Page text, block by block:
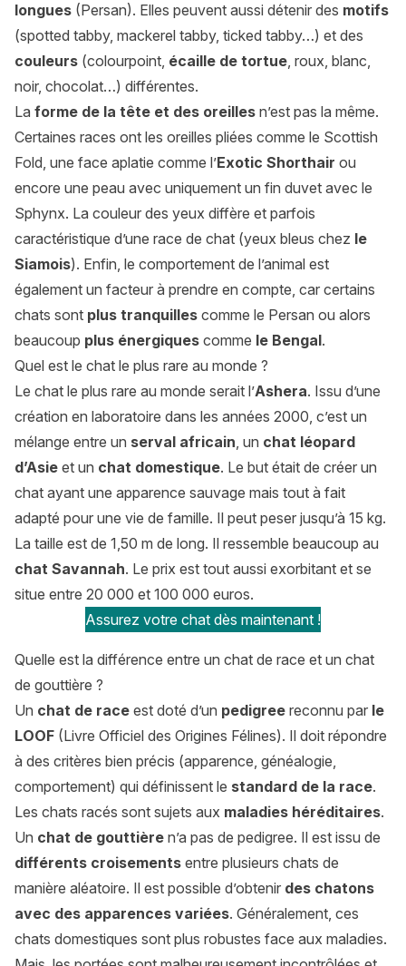
longues (Persan). Elles peuvent aussi détenir des motifs
(spotted tabby, mackerel tabby, ticked tabby…) et des
couleurs (colourpoint, écaille de tortue, roux, blanc,
noir, chocolat…) différentes.
La forme de la tête et des oreilles n’est pas la même.
Certaines races ont les oreilles pliées comme le Scottish
Fold, une face aplatie comme l’Exotic Shorthair ou
encore une peau avec uniquement un fin duvet avec le
Sphynx. La couleur des yeux diffère et parfois
caractéristique d’une race de chat (yeux bleus chez le
Siamois). Enfin, le comportement de l’animal est
également un facteur à prendre en compte, car certains
chats sont plus tranquilles comme le Persan ou alors
beaucoup plus énergiques comme le Bengal.
Quel est le chat le plus rare au monde ?
Le chat le plus rare au monde serait l’Ashera. Issu d’une
création en laboratoire dans les années 2000, c’est un
mélange entre un serval africain, un chat léopard
d’Asie et un chat domestique. Le but était de créer un
chat ayant une apparence sauvage mais tout à fait
adapté pour une vie de famille. Il peut peser jusqu’à 15 kg.
La taille est de 1,50 m de long. Il ressemble beaucoup au
chat Savannah. Le prix est tout aussi exorbitant et se
situe entre 20 000 et 100 000 euros.
Assurez votre chat dès maintenant !
Quelle est la différence entre un chat de race et un chat
de gouttière ?
Un chat de race est doté d’un pedigree reconnu par le
LOOF (Livre Officiel des Origines Félines). Il doit répondre
à des critères bien précis (apparence, généalogie,
comportement) qui définissent le standard de la race.
Les chats racés sont sujets aux maladies héréditaires.
Un chat de gouttière n’a pas de pedigree. Il est issu de
différents croisements entre plusieurs chats de
manière aléatoire. Il est possible d’obtenir des chatons
avec des apparences variées. Généralement, ces
chats domestiques sont plus robustes face aux maladies.